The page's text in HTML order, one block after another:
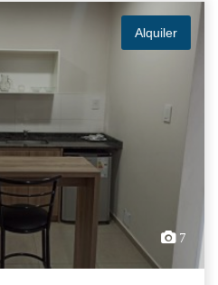
Alquiler
7